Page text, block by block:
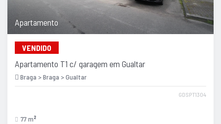
Apartamento
VENDIDO
Apartamento T1 c/ garagem em Gualtar
Braga > Braga > Gualtar
GDSPT1304
77 m 2